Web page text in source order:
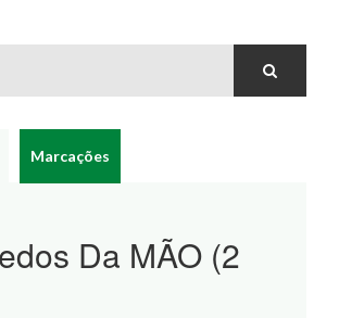
Marcações
Da MÃO (2